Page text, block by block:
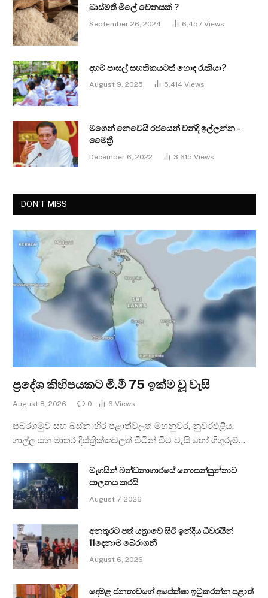
බාස්මතී මිලේ වෙනසක් ?
September 26, 2024 6,457 Views
දහම් පාසල් සහතිකයටත් හොඳ රැකියා?
August 9, 2025 5,414 Views
මගෙන් නෙවෙයි රජයෙන් වන්දි ඉල්ලන්න –
මෛත්‍රී
December 6, 2022 3,615 Views
DON'T MISS
ප්‍රදේශ කිහිපයකට මි.මී 75 ඉක්ම වූ වැසි
August 8, 2026 0 6 Views
සබරගමුව සහ බස්නාහිර පළාත්වලත් මහනුවර, නුවරඑළිය,
ගාල්ල සහ මාතර දිස්ත්‍රික්කවලත් විටින් විට වැසි හෝ ගිගුරුම්…
මැගසින් බන්ධනාගාරයේ නොසන්සුන්තාව
පාලනය කරයි
August 7, 2026
අනතුරට පත් යත්‍රාවේ සිටි ඉන්දීය ධීවරයින්
11දෙනාම බේරාගනී
August 6, 2026
දෙමළ ජනතාවගේ අපේක්ෂා ඉටුකරන්න පළාත්